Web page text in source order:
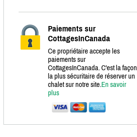
Paiements sur
CottagesInCanada
Ce propriétaire accepte les
paiements sur
CottagesInCanada. C'est la façon
la plus sécuritaire de réserver un
chalet sur notre site.En savoir
plus